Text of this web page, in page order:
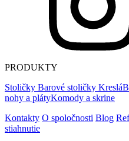
PRODUKTY
Stoličky Barové stoličky Kreslá
nohy a plátyKomody a skrine
Kontakty O spoločnosti Blog
stiahnutie